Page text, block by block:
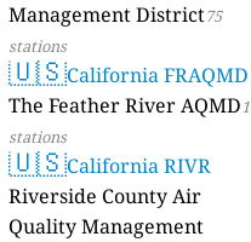
Management District75
stations
🇺🇸California FRAQMD
The Feather River AQMD1
stations
🇺🇸California RIVR
Riverside County Air
Quality Management